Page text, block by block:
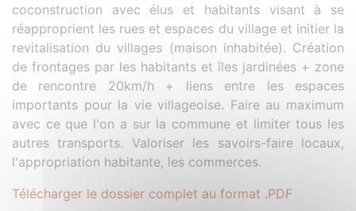
coconstruction avec élus et habitants visant à se
réapproprient les rues et espaces du village et initier la
revitalisation du villages (maison inhabitée). Création
de frontages par les habitants et îles jardinées + zone
de rencontre 20km/h + liens entre les espaces
importants pour la vie villageoise. Faire au maximum
avec ce que l'on a sur la commune et limiter tous les
autres transports. Valoriser les savoirs-faire locaux,
l'appropriation habitante, les commerces.
Télécharger le dossier complet au format .PDF